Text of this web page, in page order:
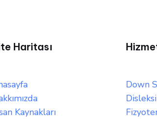
Haritası
Kaynakları
Down
Disleksi